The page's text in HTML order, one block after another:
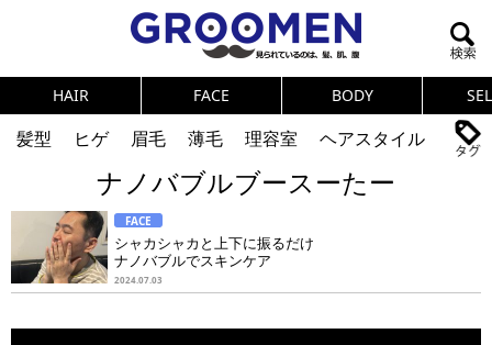
HAIR FACE BODY
髪型 ヒゲ 眉毛 薄毛 理容室
ヘアスタイル
ヘアカタログ
体臭 ニオイ
連載
メンズコスメ
NEWS PICK UP 筋肉
テストステロン
健康
スキンケア 食事
調査結果
ナノバブルブースーたー
FACE
シャカシャカと上下に振るだけ
ナノバブルでスキンケア
2024.07.03